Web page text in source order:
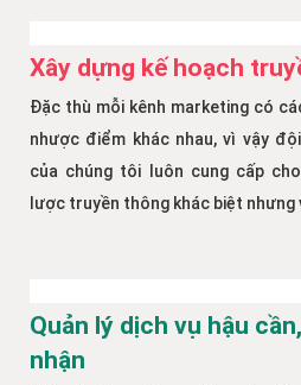
Xây dựng kế hoạch
Đặc thù mỗi kênh marketing có
nhược điểm khác nhau, vì vậy
của chúng tôi luôn cung cấp
lược truyền thông khác biệt nhưng
Quản lý dịch vụ hậu
nhận